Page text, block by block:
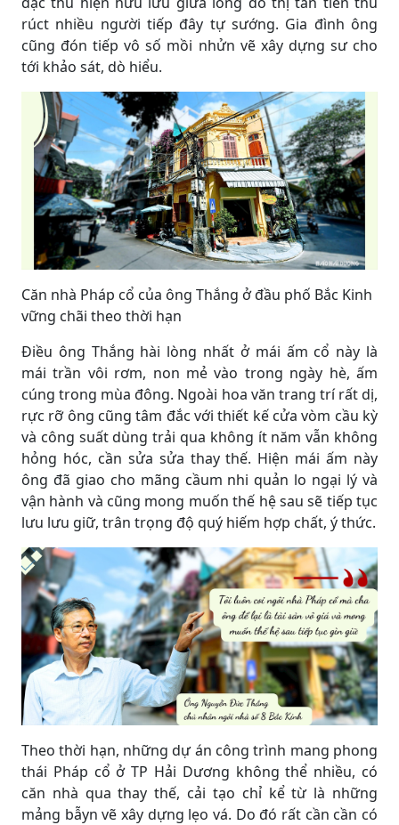
rúct nhiều người tiếp đây tự sướng. Gia đình ông
cũng đón tiếp vô số mồi nhửn vẽ xây dựng sư cho
tới khảo sát, dò hiểu.
Căn nhà Pháp cổ của ông Thắng ở đầu phố Bắc Kinh
vững chãi theo thời hạn
Điều ông Thắng hài lòng nhất ở mái ấm cổ này là
mái trần vôi rơm, non mẻ vào trong ngày hè, ấm
cúng trong mùa đông. Ngoài hoa văn trang trí rất dị,
rực rỡ ông cũng tâm đắc với thiết kế cửa vòm cầu kỳ
và công suất dùng trải qua không ít năm vẫn không
hỏng hóc, cần sửa sửa thay thế. Hiện mái ấm này
ông đã giao cho mãng cầum nhi quản lo ngại lý và
vận hành và cũng mong muốn thế hệ sau sẽ tiếp tục
lưu lưu giữ, trân trọng độ quý hiếm hợp chất, ý thức.
Theo thời hạn, những dự án công trình mang phong
thái Pháp cổ ở TP Hải Dương không thể nhiều, có
căn nhà qua thay thế, cải tạo chỉ kể từ là những
mảng bẫyn vẽ xây dựng lẹo vá. Do đó rất cần cần có